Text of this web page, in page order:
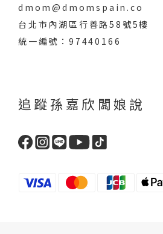
dmom@dmomspain.co
台北市內湖區行善路58號5樓
統一編號：97440166
追蹤孫嘉欣闆娘說